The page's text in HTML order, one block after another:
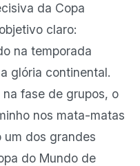
da Copa
claro:
na temporada
glória continental.
fase de grupos, o
nos mata-matas
um dos grandes
do Mundo de